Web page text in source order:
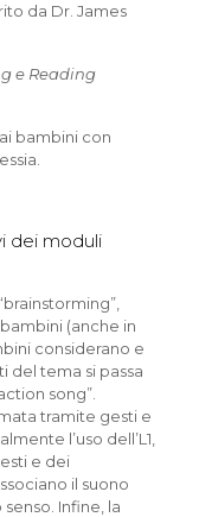
da Dr. James
e Reading
bambini con
dei moduli
(anche in
considerano e
del tema si passa
song”.
tramite gesti e
l’uso dell’L1,
e dei
il suono
Infine, la